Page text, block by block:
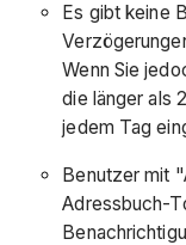
Es gibt keine
Wenn Sie
die länger als
jedem Tag
Benutzer mit
Adressbuch-